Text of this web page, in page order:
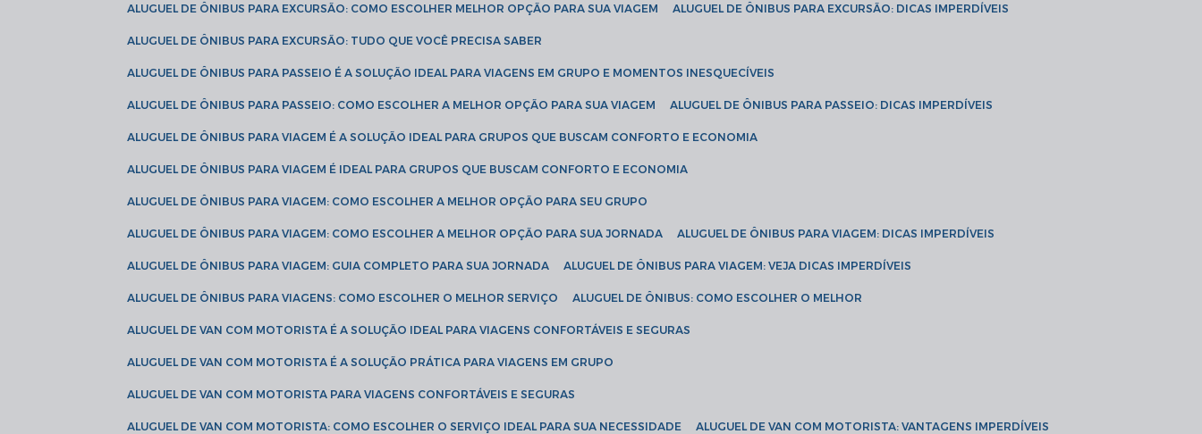
ALUGUEL DE ÔNIBUS PARA EXCURSÃO: COMO ESCOLHER MELHOR OPÇÃO PARA SUA VIAGEM ALUGUEL DE ÔNIBUS PARA EXCURSÃO: DICAS IMPERDÍVEIS
ALUGUEL DE ÔNIBUS PARA EXCURSÃO: TUDO QUE VOCÊ PRECISA SABER
ALUGUEL DE ÔNIBUS PARA PASSEIO É A SOLUÇÃO IDEAL PARA VIAGENS EM GRUPO E MOMENTOS INESQUECÍVEIS
ALUGUEL DE ÔNIBUS PARA PASSEIO: COMO ESCOLHER A MELHOR OPÇÃO PARA SUA VIAGEM ALUGUEL DE ÔNIBUS PARA PASSEIO: DICAS IMPERDÍVEIS
ALUGUEL DE ÔNIBUS PARA VIAGEM É A SOLUÇÃO IDEAL PARA GRUPOS QUE BUSCAM CONFORTO E ECONOMIA
ALUGUEL DE ÔNIBUS PARA VIAGEM É IDEAL PARA GRUPOS QUE BUSCAM CONFORTO E ECONOMIA
ALUGUEL DE ÔNIBUS PARA VIAGEM: COMO ESCOLHER A MELHOR OPÇÃO PARA SEU GRUPO
ALUGUEL DE ÔNIBUS PARA VIAGEM: COMO ESCOLHER A MELHOR OPÇÃO PARA SUA JORNADA ALUGUEL DE ÔNIBUS PARA VIAGEM: DICAS IMPERDÍVEIS
ALUGUEL DE ÔNIBUS PARA VIAGEM: GUIA COMPLETO PARA SUA JORNADA ALUGUEL DE ÔNIBUS PARA VIAGEM: VEJA DICAS IMPERDÍVEIS
ALUGUEL DE ÔNIBUS PARA VIAGENS: COMO ESCOLHER O MELHOR SERVIÇO ALUGUEL DE ÔNIBUS: COMO ESCOLHER O MELHOR
ALUGUEL DE VAN COM MOTORISTA É A SOLUÇÃO IDEAL PARA VIAGENS CONFORTÁVEIS E SEGURAS
ALUGUEL DE VAN COM MOTORISTA É A SOLUÇÃO PRÁTICA PARA VIAGENS EM GRUPO
ALUGUEL DE VAN COM MOTORISTA PARA VIAGENS CONFORTÁVEIS E SEGURAS
ALUGUEL DE VAN COM MOTORISTA: COMO ESCOLHER O SERVIÇO IDEAL PARA SUA NECESSIDADE ALUGUEL DE VAN COM MOTORISTA: VANTAGENS IMPERDÍVEIS